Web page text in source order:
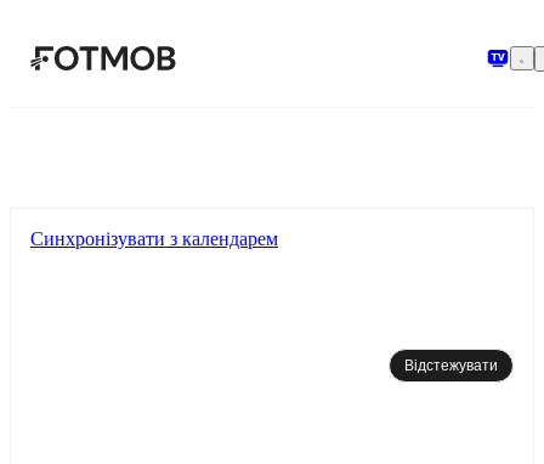
Синхронізувати з календарем
Відстежувати